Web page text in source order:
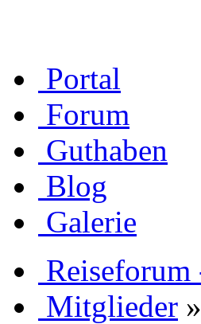
Portal
Forum
Guthaben
Blog
Galerie
Reiseforum
Mitglieder »